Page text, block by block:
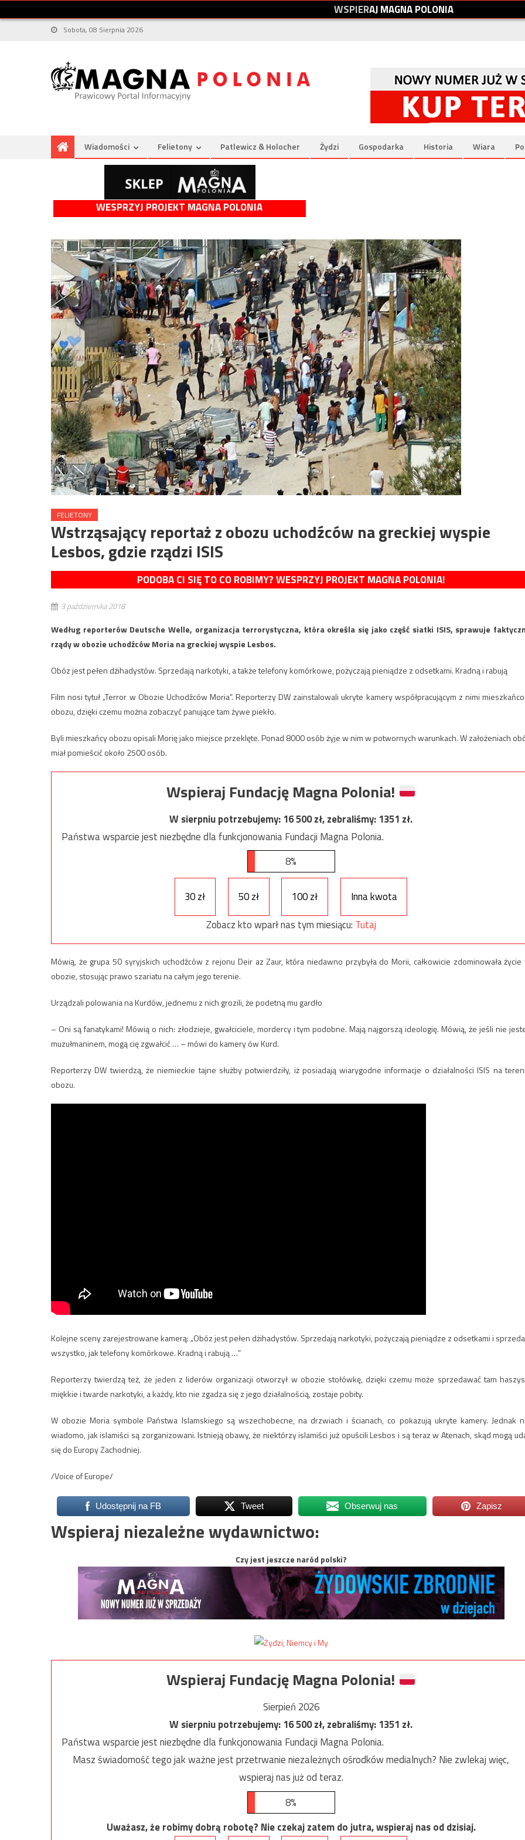
WSPIERAJMAGNAPOLONIA
Sobota, 08 Sierpnia 2026
Wiadomości Felietony Patlewicz & Holocher Żydzi Gospodarka Historia Wiara
WESPRZYJ PROJEKT MAGNA POLONIA
FELIETONY
Wstrząsający reportaż z obozu uchodźców na greckiej wyspie
Lesbos, gdzie rządzi ISIS
PODOBA CI SIĘ TO CO ROBIMY? WESPRZYJ PROJEKT MAGNA POLONIA!
3 października 2018
Według reporterów Deutsche Welle, organizacja terrorystyczna, która określa się jako część siatki ISIS, sprawuje
rządy w obozie uchodźców Moria na greckiej wyspie Lesbos.
Obóz jest pełen dżihadystów. Sprzedają narkotyki, a także telefony komórkowe, pożyczają pieniądze z odsetkami. Kradną i rabują
Film nosi tytuł „Terror w Obozie Uchodźców Moria”. Reporterzy DW zainstalowali ukryte kamery współpracującym z nimi
obozu, dzięki czemu można zobaczyć panujące tam żywe piekło.
Byli mieszkańcy obozu opisali Morię jako miejsce przeklęte. Ponad 8000 osób żyje w nim w potwornych warunkach. W założeniach
miał pomieścić około 2500 osób.
Wspieraj Fundację Magna Polonia!
W sierpniu potrzebujemy:16 500zł, zebraliśmy:1351 zł.
Państwa wsparcie jest niezbędne dla funkcjonowania Fundacji Magna Polonia.
8%
30 zł 50 zł 100 zł
Inna kwota
Zobacz kto wparł nas tym miesiącu: Tutaj
Mówią, że grupa 50 syryjskich uchodźców z rejonu Deir az Zaur, która niedawno przybyła do Morii, całkowicie zdominowała życie
obozie, stosując prawo szariatu na całym jego terenie.
Urządzali polowania na Kurdów, jednemu z nich grozili, że podetną mu gardło
– Oni są fanatykami! Mówią o nich: złodzieje, gwałciciele, mordercy i tym podobne. Mają najgorszą ideologię. Mówią, że jeśli nie
muzułmaninem, mogą cię zgwałcić … – mówi do kamery ów Kurd.
Reporterzy DW twierdzą, że niemieckie tajne służby potwierdziły, iż posiadają wiarygodne informacje o działalności ISIS na
obozu.
Kolejne sceny zarejestrowane kamerą: „Obóz jest pełen dżihadystów. Sprzedają narkotyki, pożyczają pieniądze z odsetkami i
wszystko, jak telefony komórkowe. Kradną i rabują …”
Reporterzy twierdzą też, że jeden z liderów organizacji otworzył w obozie stołówkę, dzięki czemu może sprzedawać tam
miękkie i twarde narkotyki, a każdy, kto nie zgadza się z jego działalnością, zostaje pobity.
W obozie Moria symbole Państwa Islamskiego są wszechobecne, na drzwiach i ścianach, co pokazują ukryte kamery. Jednak
wiadomo, jak islamiści są zorganizowani. Istnieją obawy, że niektórzy islamiści już opuścili Lesbos i są teraz w Atenach, skąd mogą
się do Europy Zachodniej.
/Voice of Europe/
Udostępnij na FB Tweet Obserwuj nas Zapisz
Wspieraj niezależne wydawnictwo:
Czy jest jeszcze naród polski?
Wspieraj Fundację Magna Polonia!
Sierpień 2026
W sierpniu potrzebujemy:16 500zł, zebraliśmy:1351 zł.
Państwa wsparcie jest niezbędne dla funkcjonowania Fundacji Magna Polonia.
Masz świadomość tego jak ważne jest przetrwanie niezależnych ośrodków medialnych? Nie zwlekaj więc,
wspieraj nas już od teraz.
8%
Uważasz, że robimy dobrą robotę? Nie czekaj zatem do jutra, wspieraj nas od dzisiaj.